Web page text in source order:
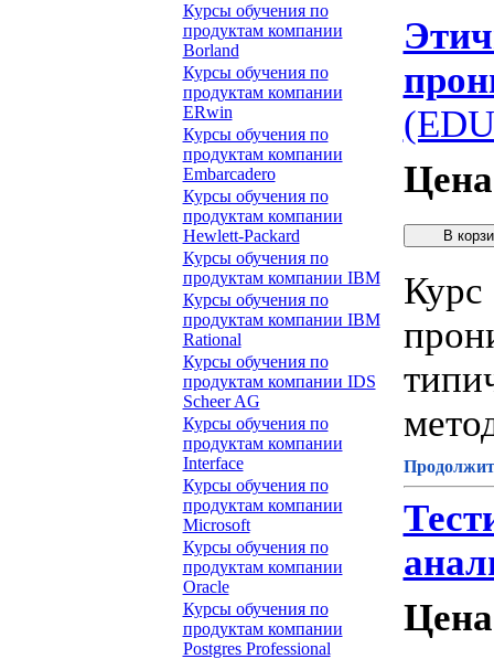
Курсы обучения по
продуктам компании
Borland
Курсы обучения по
продуктам компании
ERwin
Курсы обучения по
продуктам компании
Embarcadero
Курсы обучения по
продуктам компании
Hewlett-Packard
Курсы обучения по
продуктам компании IBM
Курсы обучения по
продуктам компании IBM
Rational
Курсы обучения по
продуктам компании IDS
Scheer AG
Курсы обучения по
продуктам компании
Interface
Курсы обучения по
продуктам компании
Microsoft
Курсы обучения по
продуктам компании
Oracle
Курсы обучения по
продуктам компании
Postgres Professional
Курс